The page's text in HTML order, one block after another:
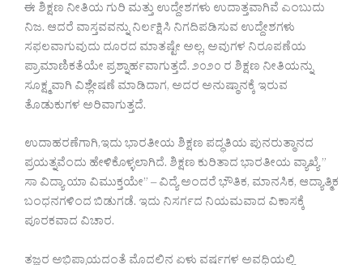
ಈ ಶಿಕ್ಷಣ ನೀತಿಯ ಗುರಿ ಮತ್ತು ಉದ್ದೇಶಗಳು ಉದಾತ್ತವಾಗಿವೆ ಎಂಬುದು
ನಿಜ. ಆದರೆ ವಾಸ್ತವವನ್ನು ನಿರ್ಲಕ್ಷಿಸಿ ನಿಗದಿಪಡಿಸುವ ಉದ್ದೇಶಗಳು
ಸಫಲವಾಗುವುದು ದೂರದ ಮಾತಷ್ಟೇ ಅಲ್ಲ, ಅವುಗಳ ನಿರೂಪಣೆಯ
ಪ್ರಾಮಾಣಿಕತೆಯೇ ಪ್ರಶ್ನಾರ್ಹವಾಗುತ್ತದೆ. ೨೦೨೦ ರ ಶಿಕ್ಷಣ ನೀತಿಯನ್ನು
ಸೂಕ್ಷ್ಮವಾಗಿ ವಿಶ್ಲೇಷಣೆ ಮಾಡಿದಾಗ, ಅದರ ಅನುಷ್ಠಾನಕ್ಕೆ ಇರುವ
ತೊಡುಕುಗಳ ಅರಿವಾಗುತ್ತದೆ.
ಉದಾಹರಣೆಗಾಗಿ,ಇದು ಭಾರತೀಯ ಶಿಕ್ಷಣ ಪದ್ಧತಿಯ ಪುನರುತ್ಠಾನದ
ಪ್ರಯತ್ನವೆಂದು ಹೇಳಿಕೊಳ್ಳಲಾಗಿದೆ. ಶಿಕ್ಷಣ ಕುರಿತಾದ ಭಾರತೀಯ ವ್ಯಾಖ್ಯೆ ”
ಸಾ ವಿದ್ಯಾ ಯಾ ವಿಮುಕ್ತಯೇ” – ವಿದ್ಯೆ ಅಂದರೆ ಭೌತಿಕ, ಮಾನಸಿಕ, ಆದ್ಯಾತ್ಮಿಕ
ಬಂಧನಗಳಿಂದ ಬಿಡುಗಡೆ. ಇದು ನಿಸರ್ಗದ ನಿಯಮವಾದ ವಿಕಾಸಕ್ಕೆ
ಪೂರಕವಾದ ವಿಚಾರ.